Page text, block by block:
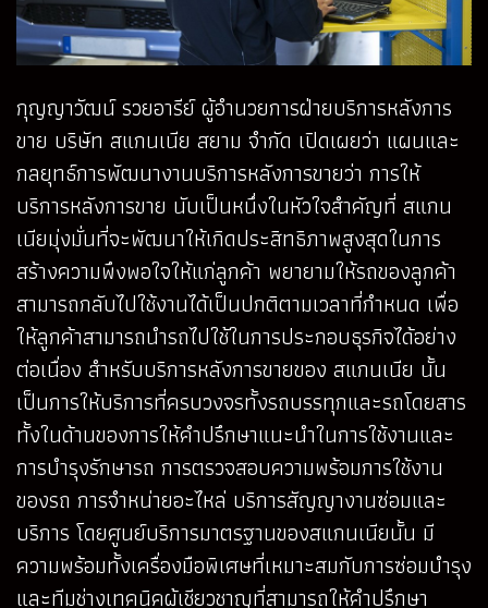
กุญญาวัฒน์ รวยอารีย์ ผู้อำนวยการฝ่ายบริการหลังการ
ขาย บริษัท สแกนเนีย สยาม จำกัด เปิดเผยว่า แผนและ
กลยุทธ์การพัฒนางานบริการหลังการขายว่า การให้
บริการหลังการขาย นับเป็นหนึ่งในหัวใจสำคัญที่ สแกน
เนียมุ่งมั่นที่จะพัฒนาให้เกิดประสิทธิภาพสูงสุดในการ
สร้างความพึงพอใจให้แก่ลูกค้า พยายามให้รถของลูกค้า
สามารถกลับไปใช้งานได้เป็นปกติตามเวลาที่กำหนด เพื่อ
ให้ลูกค้าสามารถนำรถไปใช้ในการประกอบธุรกิจได้อย่าง
ต่อเนื่อง สำหรับบริการหลังการขายของ สแกนเนีย นั้น
เป็นการให้บริการที่ครบวงจรทั้งรถบรรทุกและรถโดยสาร
ทั้งในด้านของการให้คำปรึกษาแนะนำในการใช้งานและ
การบำรุงรักษารถ การตรวจสอบความพร้อมการใช้งาน
ของรถ การจำหน่ายอะไหล่ บริการสัญญางานซ่อมและ
บริการ โดยศูนย์บริการมาตรฐานของสแกนเนียนั้น มี
ความพร้อมทั้งเครื่องมือพิเศษที่เหมาะสมกับการซ่อมบำรุง
และทีมช่างเทคนิคผู้เชียวชาญที่สามารถให้คำปรึกษา